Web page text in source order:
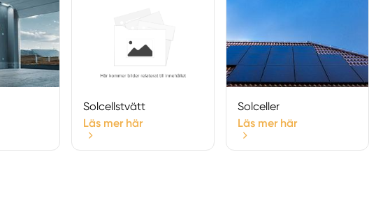
Solcellstvätt
Läs mer här
Solceller
Läs mer här